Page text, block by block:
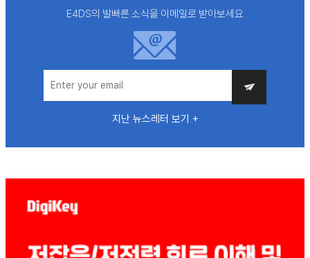
E4DS의 발빠른 소식을 이메일로 받아보세요
지난 뉴스레터 보기 +